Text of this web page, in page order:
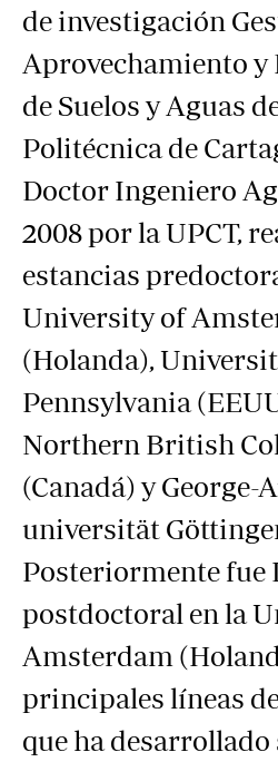
de investigación
Aprovechamiento y
de Suelos y Aguas
Politécnica de
Doctor Ingeniero
2008 por la UPCT,
estancias
University of
(Holanda),
Pennsylvania
Northern British
(Canadá) y George-
universität
Posteriormente fue
postdoctoral en la
Amsterdam
principales líneas
que ha